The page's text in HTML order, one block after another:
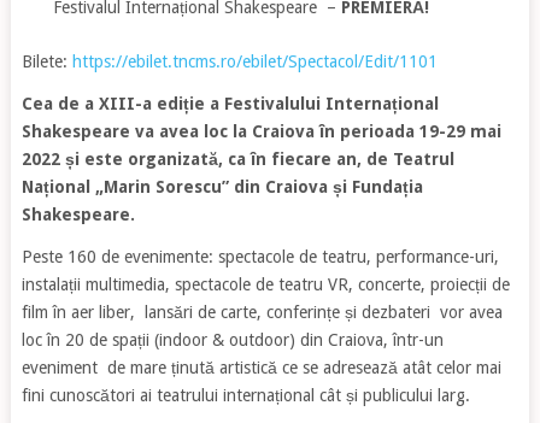
Festivalul Internațional Shakespeare – PREMIERĂ!
Bilete: https://ebilet.tncms.ro/ebilet/Spectacol/Edit/1101
Cea de a XIII-a ediție a Festivalului Internațional
Shakespeare va avea loc la Craiova în perioada 19-29 mai
2022 și este organizată, ca în fiecare an, de Teatrul
Național „Marin Sorescu” din Craiova și Fundația
Shakespeare.
Peste 160 de evenimente: spectacole de teatru, performance-uri,
instalații multimedia, spectacole de teatru VR, concerte, proiecții de
film în aer liber, lansări de carte, conferințe și dezbateri vor avea
loc în 20 de spații (indoor & outdoor) din Craiova, într-un
eveniment de mare ținută artistică ce se adresează atât celor mai
fini cunoscători ai teatrului internațional cât și publicului larg.